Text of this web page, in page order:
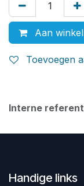
Aan
Toevoegen
Interne
Handige links